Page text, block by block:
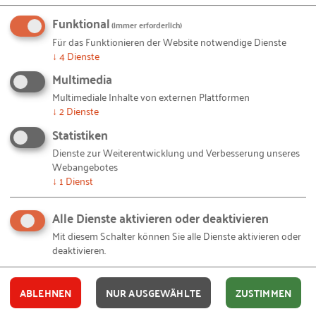
relevanten Informationen. „Hier können wir
beispielweise Schaubilder erstellen oder
Bedienungsanleitungen integrieren sowie
Wartungspläne einrichten“, ergänzt Danilo Weber,
angehender Industriekaufmann.
Einsatz von Touchscreens: Vorteile
für die Produktion
Mithilfe der Bildschirme haben alle Mitarbeitenden
in der Produktion eine bessere Übersicht,
beispielsweise über die Stückzahlen oder
Wartungsarbeiten. Außerdem fallen Wartungspläne
und Bedienungs- oder Montageanleitungen in
Papierform weg. Zudem ist es ein Teilschritt auf
dem Weg zu einer papierlosen Fertigung. Und zu
Funktional(immer erforderlich)
Für das Funktionieren der Website notwendige Dienste
↓ 4Dienste
Multimedia
Multimediale Inhalte von externen Plattformen
↓ 2Dienste
Statistiken
Dienste zur Weiterentwicklung und Verbesserung unseres
Webangebotes
↓ 1 Dienst
Alle Dienste aktivieren oder deaktivieren
Mit diesem Schalter können Sie alle Dienste aktivieren oder
deaktivieren.
ABLEHNEN NUR AUSGEWÄHLTE ZUSTIMMEN